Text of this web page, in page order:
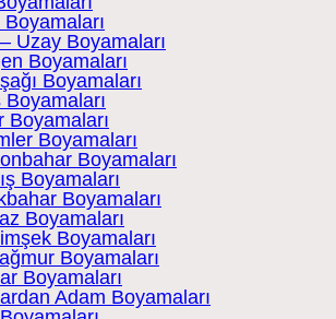
Uzay Boyamaları
Boyamaları
Boyamaları
Boyamaları
Boyamaları
Boyamaları
Boyamaları
Boyamaları
Boyamaları
Boyamaları
Boyamaları
Boyamaları
Adam Boyamaları